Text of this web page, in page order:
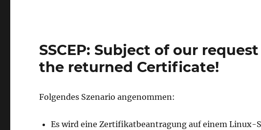
SSCEP: Subject of our
the returned Certificate!
Folgendes Szenario angenommen:
Es wird eine Zertifikatbeantragung auf einem